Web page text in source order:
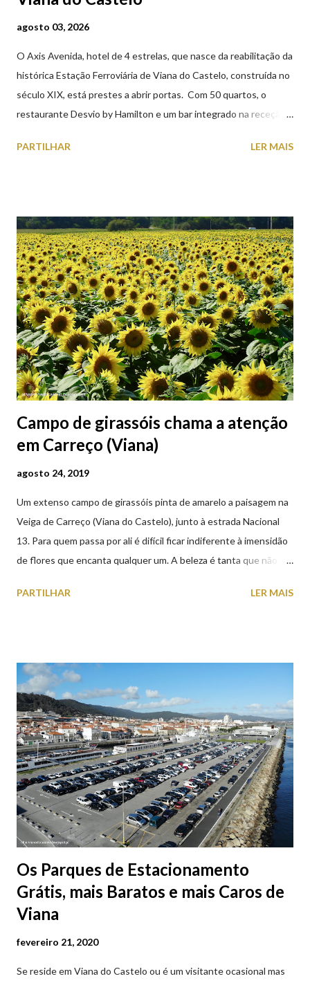
agosto 03, 2026
O Axis Avenida, hotel de 4 estrelas, que nasce da reabilitação da
histórica Estação Ferroviária de Viana do Castelo, construída no
século XIX, está prestes a abrir portas. Com 50 quartos, o
restaurante Desvio by Hamilton e um bar integrado na receção,
peças históricas cedidas pela IP Património que homenageiam a
PARTILHAR LER MAIS
Campo de girassóis chama a atenção
em Carreço (Viana)
agosto 24, 2019
Um extenso campo de girassóis pinta de amarelo a paisagem na
Veiga de Carreço (Viana do Castelo), junto à estrada Nacional
13. Para quem passa por ali é difícil ficar indiferente à imensidão
de flores que encanta qualquer um. A beleza é tanta que não
aproveite a paisagem como cenário para tirar algumas
PARTILHAR LER MAIS
Os Parques de Estacionamento
Grátis, mais Baratos e mais Caros de
Viana
fevereiro 21, 2020
Se reside em Viana do Castelo ou é um visitante ocasional mas